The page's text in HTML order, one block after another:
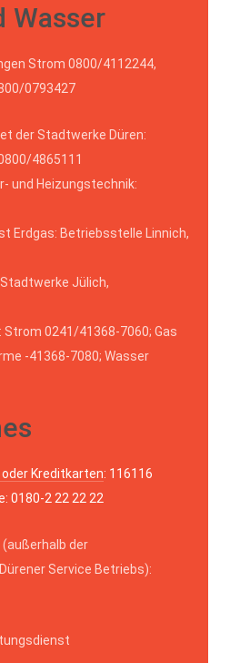
Wasser
Strom 0800/4112244,
0793427
der Stadtwerke Düren:
4865111
und Heizungstechnik:
Erdgas: Betriebsstelle Linnich,
Jülich,
Strom 0241/41368-7060; Gas
-41368-7080; Wasser
Kreditkarten: 116116
0180-2 22 22 22
der
Service Betriebs):